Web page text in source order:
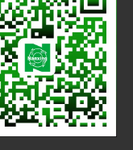
微信
公众号